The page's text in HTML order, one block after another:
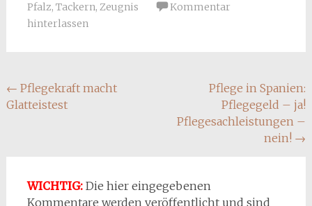
Pfalz, Tackern, Zeugnis
Kommentar
hinterlassen
Beitragsnavigation
← Pflegekraft macht
Glatteistest
Pflege in Spanien:
Pflegegeld – ja!
Pflegesachleistungen –
nein! →
WICHTIG:Die hier eingegebenen
Kommentare werden veröffentlicht und sind